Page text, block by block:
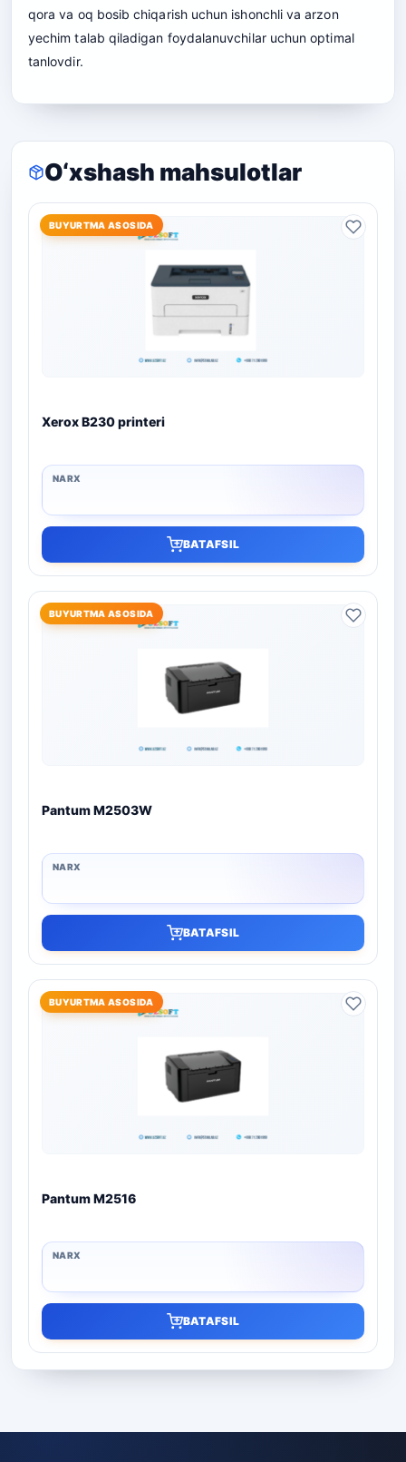
qora va oq bosib chiqarish uchun ishonchli va arzon
yechim talab qiladigan foydalanuvchilar uchun optimal
tanlovdir.
O‘xshash mahsulotlar
BUYURTMA ASOSIDA
Xerox B230 printeri
BATAFSIL
BUYURTMA ASOSIDA
Pantum M2503W
BATAFSIL
BUYURTMA ASOSIDA
Pantum M2516
BATAFSIL